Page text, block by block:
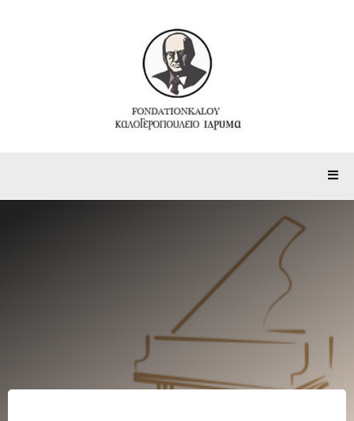
Ανακοινώσεις